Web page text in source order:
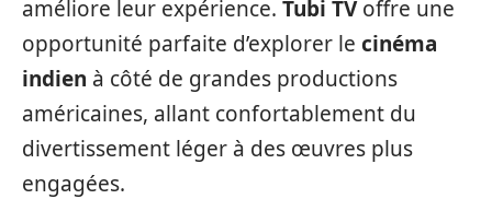
améliore leur expérience. Tubi TVoffre une
opportunité parfaite d’explorer le cinéma
indien à côté de grandes productions
américaines, allant confortablement du
divertissement léger à des œuvres plus
engagées.